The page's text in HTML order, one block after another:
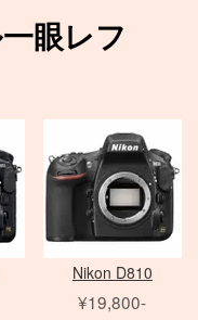
眼レフ
Nikon D810
¥19,800-